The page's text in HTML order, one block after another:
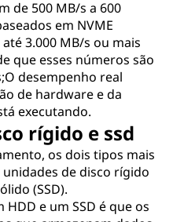
de 500 MB/s a 600
em NVME
3.000 MB/s ou mais
que esses números são
desempenho real
de hardware e da
executando.
rígido e ssd
os dois tipos mais
de disco rígido
(SSD).
e um SSD é que os